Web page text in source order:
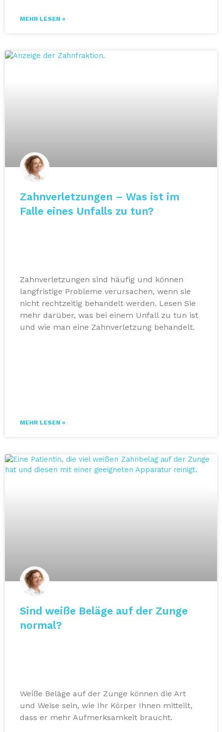
MEHR LESEN »
Zahnverletzungen – Was ist im
Falle eines Unfalls zu tun?
Zahnverletzungen sind häufig und können
langfristige Probleme verursachen, wenn sie
nicht rechtzeitig behandelt werden. Lesen Sie
mehr darüber, was bei einem Unfall zu tun ist
und wie man eine Zahnverletzung behandelt.
MEHR LESEN »
Sind weiße Beläge auf der Zunge
normal?
Weiße Beläge auf der Zunge können die Art
und Weise sein, wie Ihr Körper Ihnen mitteilt,
dass er mehr Aufmerksamkeit braucht.